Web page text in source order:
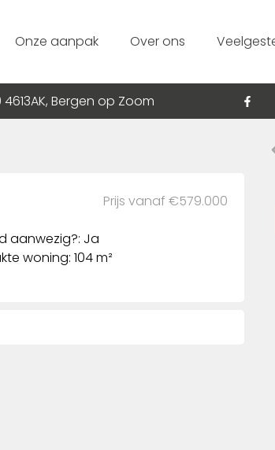
Onze aanpak Over ons
Bergen op Zoom
Prijs vanaf €579.000
aanwezig?: Ja
woning: 104 m²